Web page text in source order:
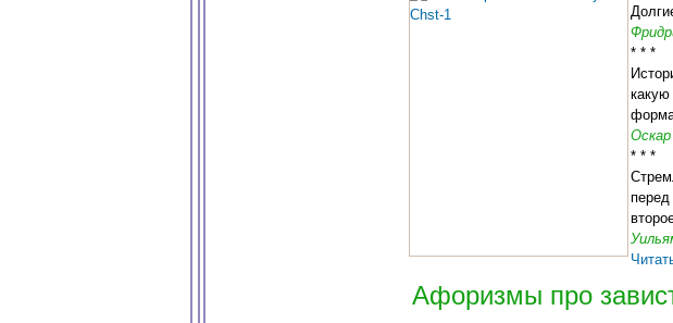
* * *
* * *
перед
Афоризмы про